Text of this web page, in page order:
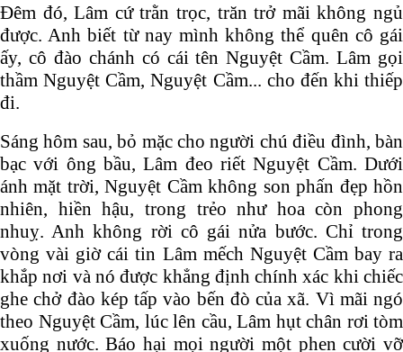
Đêm đó, Lâm cứ trằn trọc, trăn trở mãi không ngủ
được. Anh biết từ nay mình không thể quên cô gái
ấy, cô đào chánh có cái tên Nguyệt Cầm. Lâm gọi
thầm Nguyệt Cầm, Nguyệt Cầm... cho đến khi thiếp
đi.
Sáng hôm sau, bỏ mặc cho người chú điều đình, bàn
bạc với ông bầu, Lâm đeo riết Nguyệt Cầm. Dưới
ánh mặt trời, Nguyệt Cầm không son phấn đẹp hồn
nhiên, hiền hậu, trong trẻo như hoa còn phong
nhuỵ. Anh không rời cô gái nửa bước. Chỉ trong
vòng vài giờ cái tin Lâm mếch Nguyệt Cầm bay ra
khắp nơi và nó được khẳng định chính xác khi chiếc
ghe chở đào kép tấp vào bến đò của xã. Vì mãi ngó
theo Nguyệt Cầm, lúc lên cầu, Lâm hụt chân rơi tòm
xuống nước. Báo hại mọi người một phen cười vỡ